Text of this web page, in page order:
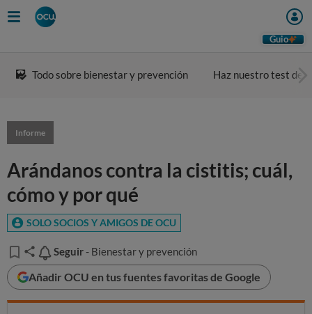
Guio
Todo sobre bienestar y prevención Haz nuestro test de
Informe
Arándanos contra la cistitis; cuál,
cómo y por qué
SOLO SOCIOS Y AMIGOS DE OCU
Seguir
Seguir - Bienestar y prevención
Añadir OCU en tus fuentes favoritas de Google